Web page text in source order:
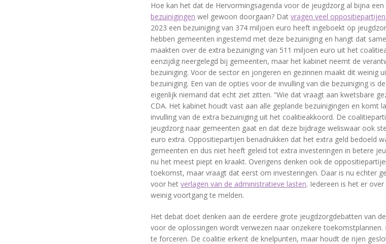
Hoe kan het dat de Hervormingsagenda voor de jeugdzorg al bijna
bezuinigingen wel gewoon doorgaan? Dat vragen veel
2023 een bezuiniging van 374 miljoen euro heeft ingeboekt op
hebben gemeenten ingestemd met deze bezuiniging en hangt dat
maakten over de extra bezuiniging van 511 miljoen euro uit het
eenzijdig neergelegd bij gemeenten, maar het kabinet neemt de
bezuiniging. Voor de sector en jongeren en gezinnen maakt dit weinig
bezuiniging. Een van de opties voor de invulling van die bezuiniging is
eigenlijk niemand dat echt ziet zitten. “Wie dat vraagt aan kwetsbare
CDA. Het kabinet houdt vast aan alle geplande bezuinigingen en komt
invulling van de extra bezuiniging uit het coalitieakkoord. De
jeugdzorg naar gemeenten gaat en dat deze bijdrage weliswaar ook
euro extra. Oppositiepartijen benadrukken dat het extra geld bedoeld
gemeenten en dus niet heeft geleid tot extra investeringen in betere
nu het meest piept en kraakt. Overigens denken ook de
toekomst, maar vraagt dat eerst om investeringen. Daar is nu echter
voor het verlagen van de administratieve lasten. Iedereen is het er
weinig voortgang te melden.
Het debat doet denken aan de eerdere grote jeugdzorgdebatten van
voor de oplossingen wordt verwezen naar onzekere
te forceren. De coalitie erkent de knelpunten, maar houdt de rijen